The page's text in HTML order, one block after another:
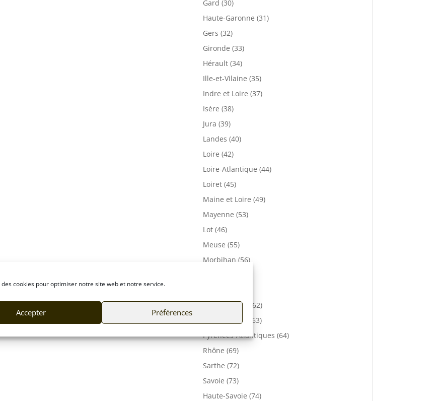
des cookies pour optimiser notre site web et notre service.
Accepter Préférences
Gard (30)
Haute-Garonne (31)
Gers (32)
Gironde (33)
Hérault (34)
Ille-et-Vilaine (35)
Indre et Loire (37)
Isère (38)
Jura (39)
Landes (40)
Loire (42)
Loire-Atlantique (44)
Loiret (45)
Maine et Loire (49)
Mayenne (53)
Lot (46)
Meuse (55)
Morbihan (56)
Pas-de-Calais (62)
Puy De Dôme (63)
Pyrénées-Atlantiques (64)
Rhône (69)
Sarthe (72)
Savoie (73)
Haute-Savoie (74)